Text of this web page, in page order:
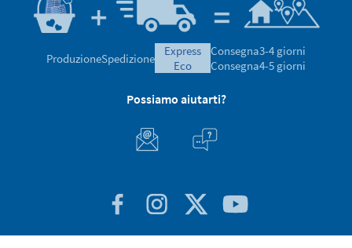
ProduzioneSpedizione
express
eco
Consegna3-4 giorni
Consegna4-5 giorni
Possiamo aiutarti?